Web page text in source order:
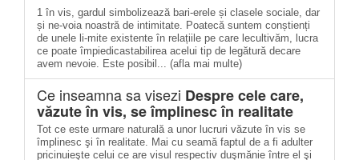
1 în vis, gardul simbolizează bari-erele și clasele sociale, dar
și ne-voia noastră de intimitate. Poatecă suntem conștienți
de unele li-mite existente în relațiile pe care lecultivăm, lucra
ce poate împiedicastabilirea acelui tip de legătură decare
avem nevoie. Este posibil... (afla mai multe)
Ce inseamna sa visezi Despre cele care,
văzute în vis, se împlinesc în realitate
Tot ce este urmare naturală a unor lucruri văzute în vis se
împlinesc şi în realitate. Mai cu seamă faptul de a fi adulter
pricinuieşte celui ce are visul respectiv duşmănie între el şi